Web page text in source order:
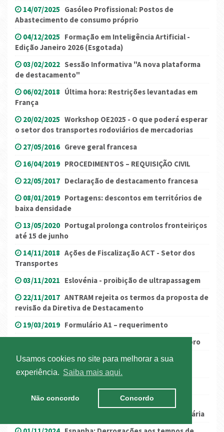
Usamos cookies no site para melhorar a sua
experiência.
Saiba mais aqui.
Não concordo Concordo
14/07/2025 Gasóleo Profissional: Postos de
Abastecimento de consumo próprio
04/12/2025 Formação em Inteligência Artificial -
Edição Janeiro 2026 (Esgotada)
03/02/2022 Sessão Informativa "A nova plataforma
de destacamento"
06/02/2018 Última hora: Restrições levantadas em
França
20/02/2025 Workshop OE2025 - O que poderá esperar
o setor dos transportes rodoviários de mercadorias
27/05/2016 Greve geral francesa
16/04/2019 PROCEDIMENTOS – REQUISIÇÃO CIVIL
22/05/2017 Declaração de destacamento francesa
08/01/2019 Portagens: descontos em territórios de
baixa densidade
13/05/2020 Portugal prolonga controlos fronteiriços
até 15 de junho
14/11/2018 Ações de Fiscalização ACT - Setor dos
Transportes
03/11/2021 Eslovénia - proibição de ultrapassagem
22/11/2017 ANTRAM rejeita os termos da proposta de
revisão da Diretiva de Destacamento
19/03/2019 Formulário A1 – requerimento
Greve geral em França a 5 de dezembro
04/05/2016 Sindicatos franceses anunciam uma
greve geral
06/06/2025 União Europeia: procedimento de
entrada de mercadorias por via ferroviária e rodoviária